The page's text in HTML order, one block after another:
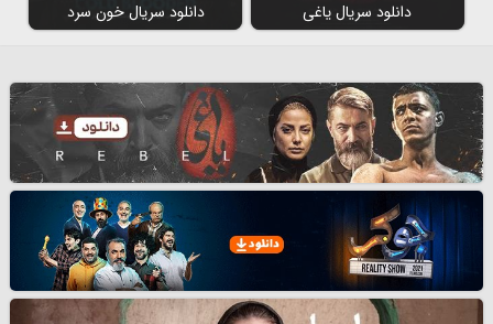
دانلود سریال یاغی دانلود سریال خون سرد